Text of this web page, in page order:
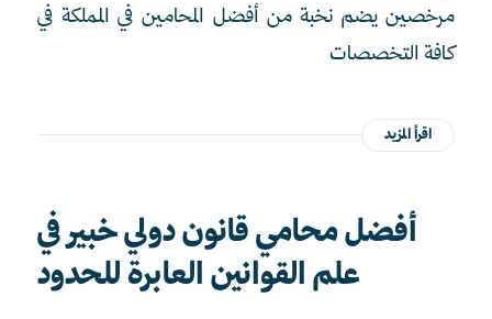
مرخصين يضم نخبة من أفضل المحامين في المملكة في
كافة التخصصات
اقرأ المزيد
أفضل محامي قانون دولي خبير في
علم القوانين العابرة للحدود